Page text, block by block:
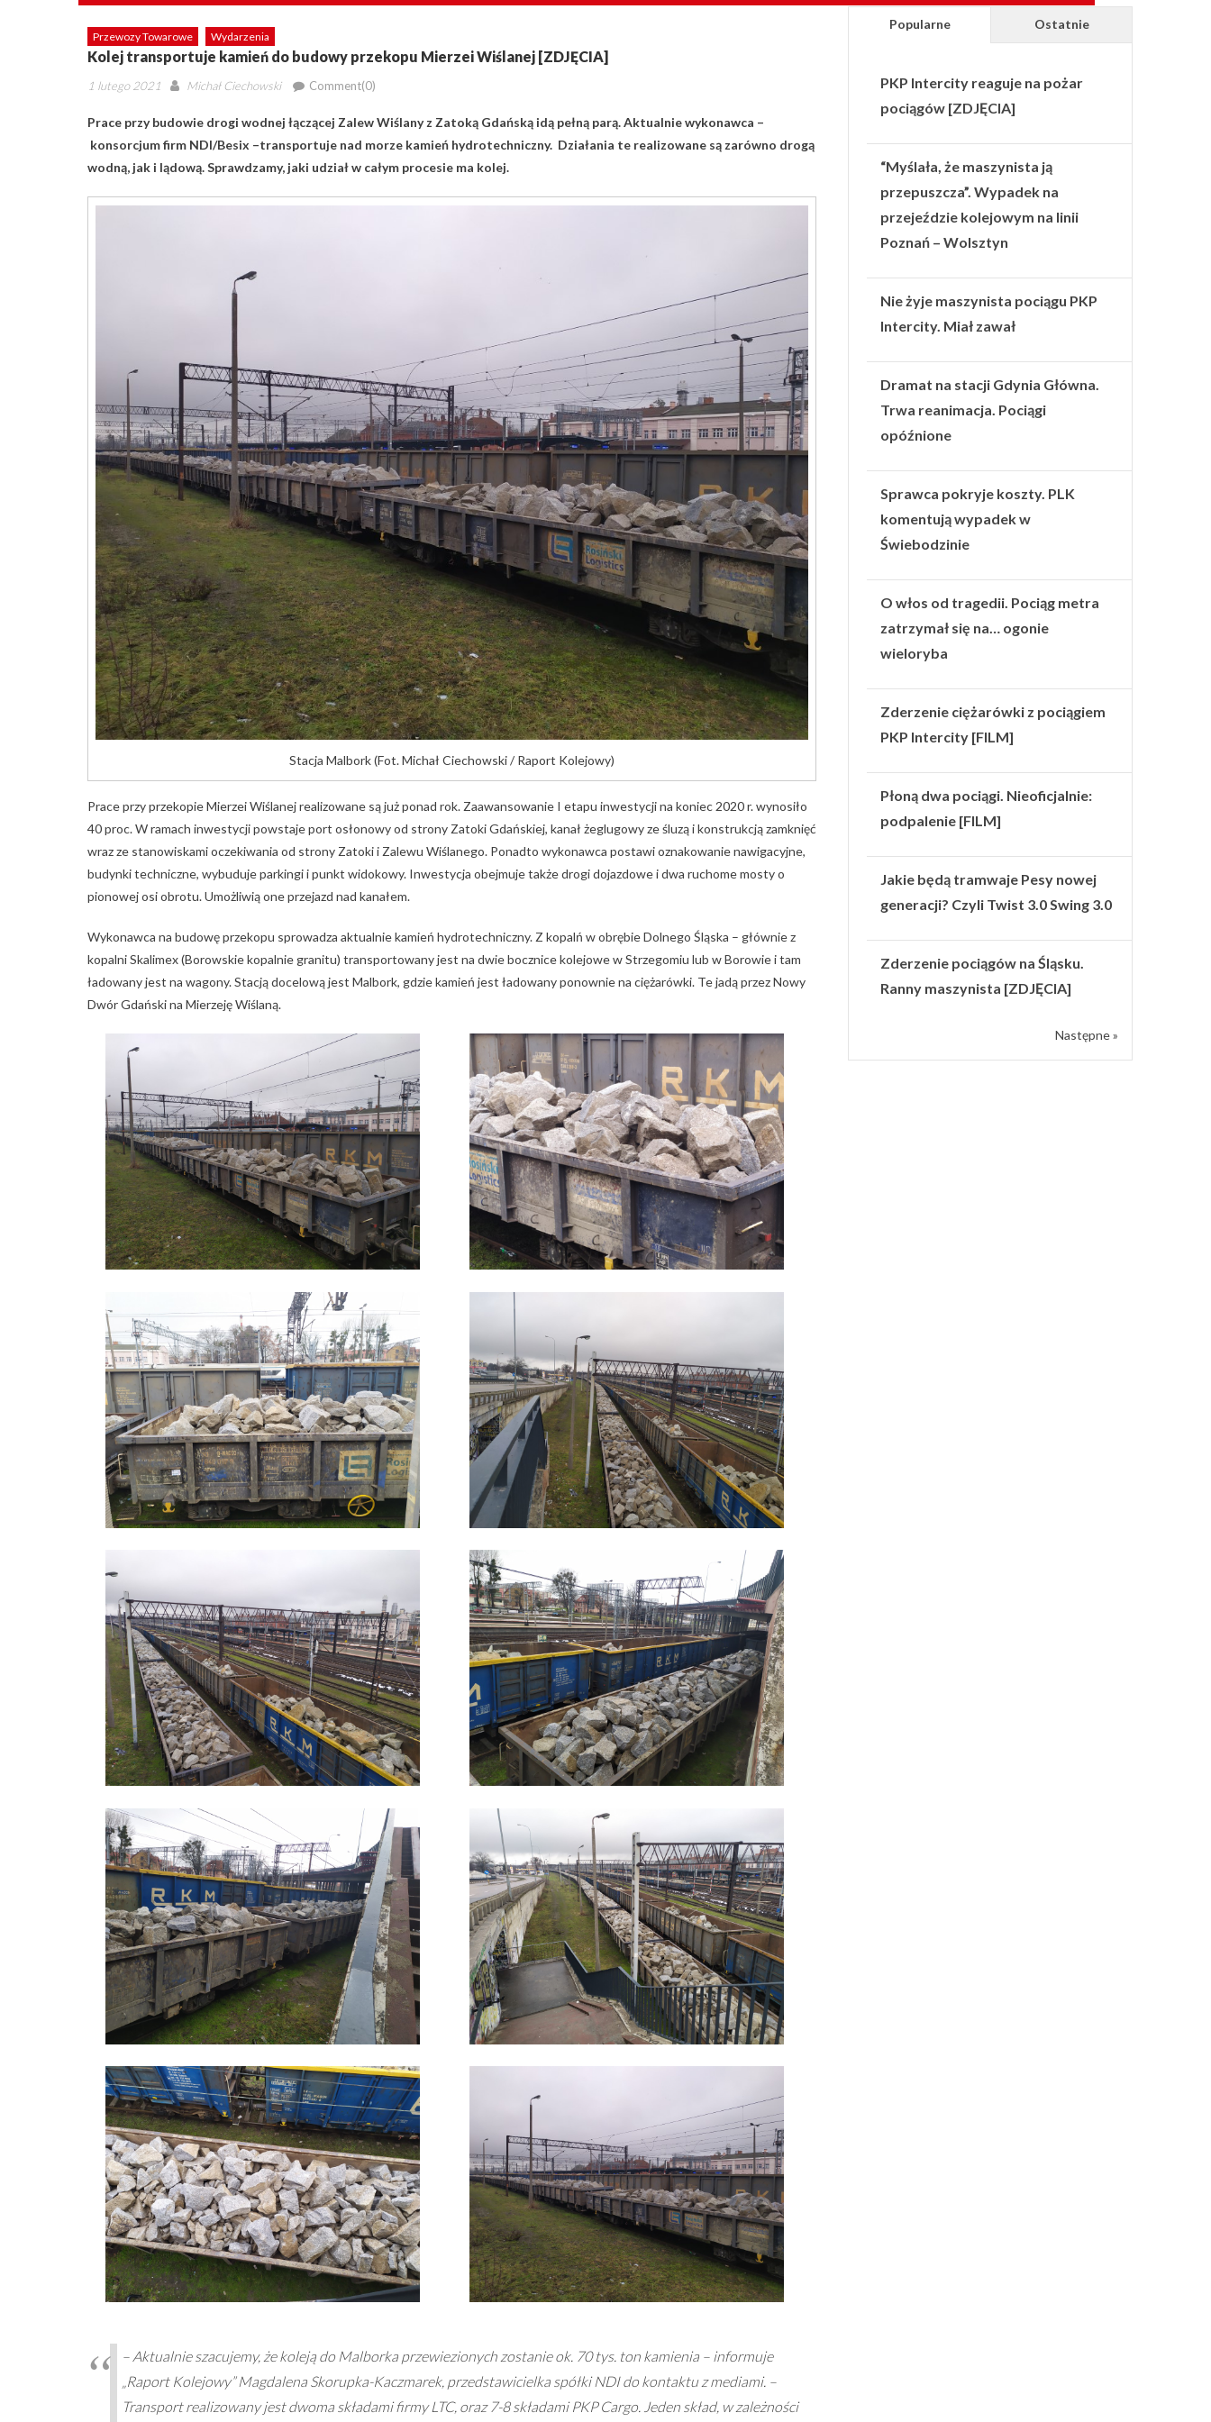
Przewozy Towarowe Wydarzenia
Kolej transportuje kamień do budowy przekopu Mierzei Wiślanej [ZDJĘCIA]
Posted
1 lutego 2021 Author
Michał Ciechowski Comment(0)
Prace przy budowie drogi wodnej łączącej Zalew Wiślany z Zatoką Gdańską idą pełną parą. Aktualnie wykonawca –
konsorcjum firm NDI/Besix –transportuje nad morze kamień hydrotechniczny. Działania te realizowane są zarówno drogą
wodną, jak i lądową. Sprawdzamy, jaki udział w całym procesie ma kolej.
Stacja Malbork (Fot. Michał Ciechowski / Raport Kolejowy)
Prace przy przekopie Mierzei Wiślanej realizowane są już ponad rok. Zaawansowanie I etapu inwestycji na koniec 2020 r. wynosiło
40 proc. W ramach inwestycji powstaje port osłonowy od strony Zatoki Gdańskiej, kanał żeglugowy ze śluzą i konstrukcją zamknięć
wraz ze stanowiskami oczekiwania od strony Zatoki i Zalewu Wiślanego. Ponadto wykonawca postawi oznakowanie nawigacyjne,
budynki techniczne, wybuduje parkingi i punkt widokowy. Inwestycja obejmuje także drogi dojazdowe i dwa ruchome mosty o
pionowej osi obrotu. Umożliwią one przejazd nad kanałem.
Wykonawca na budowę przekopu sprowadza aktualnie kamień hydrotechniczny. Z kopalń w obrębie Dolnego Śląska – głównie z
kopalni Skalimex (Borowskie kopalnie granitu) transportowany jest na dwie bocznice kolejowe w Strzegomiu lub w Borowie i tam
ładowany jest na wagony. Stacją docelową jest Malbork, gdzie kamień jest ładowany ponownie na ciężarówki. Te jadą przez Nowy
Dwór Gdański na Mierzeję Wiślaną.
– Aktualnie szacujemy, że koleją do Malborka przewiezionych zostanie ok. 70 tys. ton kamienia – informuje
„Raport Kolejowy” Magdalena Skorupka-Kaczmarek, przedstawicielka spółki NDI do kontaktu z mediami. –
Transport realizowany jest dwoma składami firmy LTC, oraz 7-8 składami PKP Cargo. Jeden skład, w zależności
Popularne Ostatnie
PKP Intercity reaguje na pożar
pociągów [ZDJĘCIA]
“Myślała, że maszynista ją
przepuszcza”. Wypadek na
przejeździe kolejowym na linii
Poznań – Wolsztyn
Nie żyje maszynista pociągu PKP
Intercity. Miał zawał
Dramat na stacji Gdynia Główna.
Trwa reanimacja. Pociągi
opóźnione
Sprawca pokryje koszty. PLK
komentują wypadek w
Świebodzinie
O włos od tragedii. Pociąg metra
zatrzymał się na… ogonie
wieloryba
Zderzenie ciężarówki z pociągiem
PKP Intercity [FILM]
Płoną dwa pociągi. Nieoficjalnie:
podpalenie [FILM]
Jakie będą tramwaje Pesy nowej
generacji? Czyli Twist 3.0 Swing 3.0
Zderzenie pociągów na Śląsku.
Ranny maszynista [ZDJĘCIA]
Następne »